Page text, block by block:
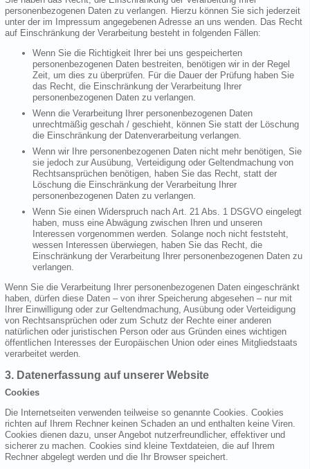
personenbezogenen Daten zu verlangen. Hierzu können Sie sich jederzeit
unter der im Impressum angegebenen Adresse an uns wenden. Das Recht
auf Einschränkung der Verarbeitung besteht in folgenden Fällen:
Wenn Sie die Richtigkeit Ihrer bei uns gespeicherten
personenbezogenen Daten bestreiten, benötigen wir in der Regel
Zeit, um dies zu überprüfen. Für die Dauer der Prüfung haben Sie
das Recht, die Einschränkung der Verarbeitung Ihrer
personenbezogenen Daten zu verlangen.
Wenn die Verarbeitung Ihrer personenbezogenen Daten
unrechtmäßig geschah / geschieht, können Sie statt der Löschung
die Einschränkung der Datenverarbeitung verlangen.
Wenn wir Ihre personenbezogenen Daten nicht mehr benötigen, Sie
sie jedoch zur Ausübung, Verteidigung oder Geltendmachung von
Rechtsansprüchen benötigen, haben Sie das Recht, statt der
Löschung die Einschränkung der Verarbeitung Ihrer
personenbezogenen Daten zu verlangen.
Wenn Sie einen Widerspruch nach Art. 21 Abs. 1 DSGVO eingelegt
haben, muss eine Abwägung zwischen Ihren und unseren
Interessen vorgenommen werden. Solange noch nicht feststeht,
wessen Interessen überwiegen, haben Sie das Recht, die
Einschränkung der Verarbeitung Ihrer personenbezogenen Daten zu
verlangen.
Wenn Sie die Verarbeitung Ihrer personenbezogenen Daten eingeschränkt
haben, dürfen diese Daten – von ihrer Speicherung abgesehen – nur mit
Ihrer Einwilligung oder zur Geltendmachung, Ausübung oder Verteidigung
von Rechtsansprüchen oder zum Schutz der Rechte einer anderen
natürlichen oder juristischen Person oder aus Gründen eines wichtigen
öffentlichen Interesses der Europäischen Union oder eines Mitgliedstaats
verarbeitet werden.
3. Datenerfassung auf unserer Website
Cookies
Die Internetseiten verwenden teilweise so genannte Cookies. Cookies
richten auf Ihrem Rechner keinen Schaden an und enthalten keine Viren.
Cookies dienen dazu, unser Angebot nutzerfreundlicher, effektiver und
sicherer zu machen. Cookies sind kleine Textdateien, die auf Ihrem
Rechner abgelegt werden und die Ihr Browser speichert.